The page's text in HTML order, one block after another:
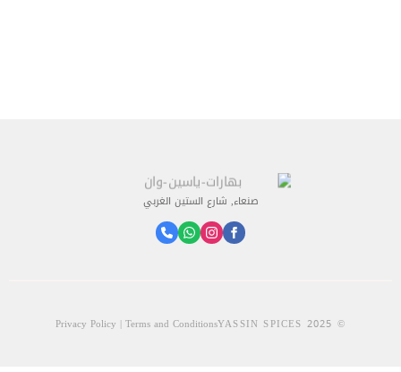
صنعاء, شارع الستين الغربي
© 2025 YASSIN SPICES
Privacy Policy | Terms and Conditions